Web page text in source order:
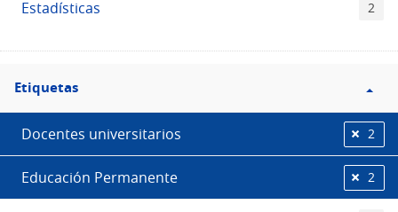
Estadísticas 2
Filtro
Etiquetas
Etiquetas
Docentes universitarios 2
Educación Permanente 2